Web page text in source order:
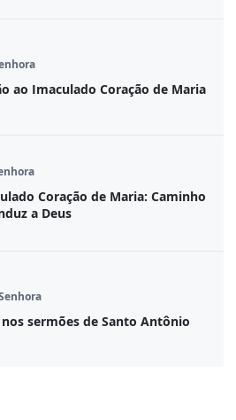
ao Imaculado Coração de Maria
Coração de Maria: Caminho
a Deus
sermões de Santo Antônio